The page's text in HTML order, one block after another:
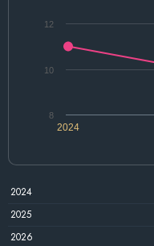
2024
8
10
12
2024
2025
2026